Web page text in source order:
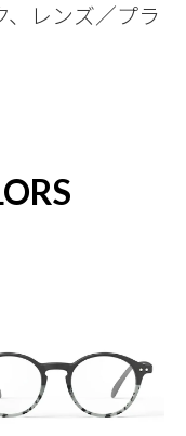
レンズ／プラ